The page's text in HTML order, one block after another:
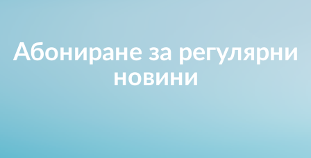
Абониране за регулярни
новини